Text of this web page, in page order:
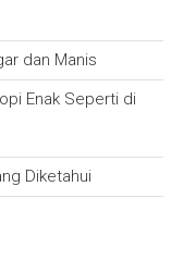
dan Manis
Enak Seperti di
Diketahui